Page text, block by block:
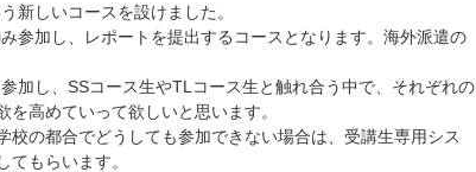
新しいコースを設けました。
参加し、レポートを提出するコースとなります。海外派遣の
加し、SSコース生やTLコース生と触れ合う中で、それぞれの
高めていって欲しいと思います。
の都合でどうしても参加できない場合は、受講生専用シス
もらいます。